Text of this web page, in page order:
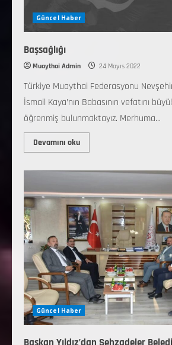
Güncel Haber
Başsağlığı
Muaythai Admin 24 Mayıs 2022
Türkiye Muaythai Federasyonu
İsmail Kaya’nın Babasının vefatını
öğrenmiş bulunmaktayız. Merhuma...
Devamını oku
Güncel Haber